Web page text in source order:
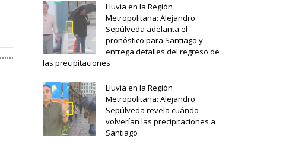
Lluvia en la Región
Metropolitana: Alejandro
Sepúlveda adelanta el
pronóstico para Santiago y
entrega detalles del regreso de
las precipitaciones
Lluvia en la Región
Metropolitana: Alejandro
Sepúlveda revela cuándo
volverían las precipitaciones a
Santiago